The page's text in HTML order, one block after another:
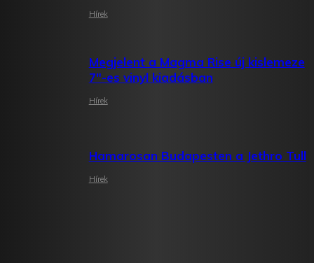
Hírek
Megjelent a Magma Rise új kislemeze
7″-es vinyl kiadásban
Hírek
Hamarosan Budapesten a Jethro Tull
Hírek